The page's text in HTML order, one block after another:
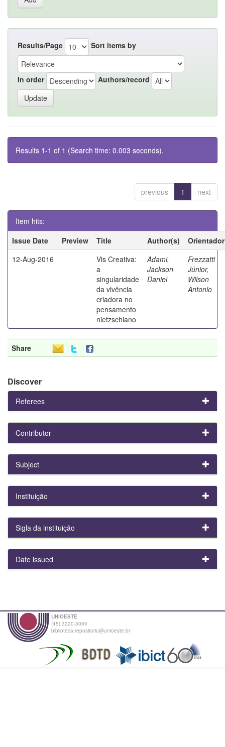
Results/Page Sort items by
In order Authors/record
Results 1-1 of 1 (Search time: 0.003 seconds).
previous 1 next
Item hits:
Issue Date
Preview Title Author(s)
Orientador
12-Aug-2016
Vis Creativa:
a
singularidade
da vivência
criadora no
pensamento
nietzschiano
Adami,
Jackson
Daniel
Frezzatti
Júnior,
Wilson
Antonio
Share
Discover
Referees
Contributor
Subject
Instituição
Sigla da instituição
Date issued
UNIOESTE
(45) 3220-3000
biblioteca.repositorio@unioeste.br